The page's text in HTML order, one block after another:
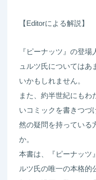
ャ
ル
ズ・
M.
シ
ュ
ル
ツ
伝
quantity
【Editorによる解説】
『ピーナッツ』の登
ュルツ氏については
いかもしれません。
また、約半世紀にもわ
いコミックを書きつ
然の疑問を持っている
か。
本書は、『ピーナッツ
ルツ氏の唯一の本格的